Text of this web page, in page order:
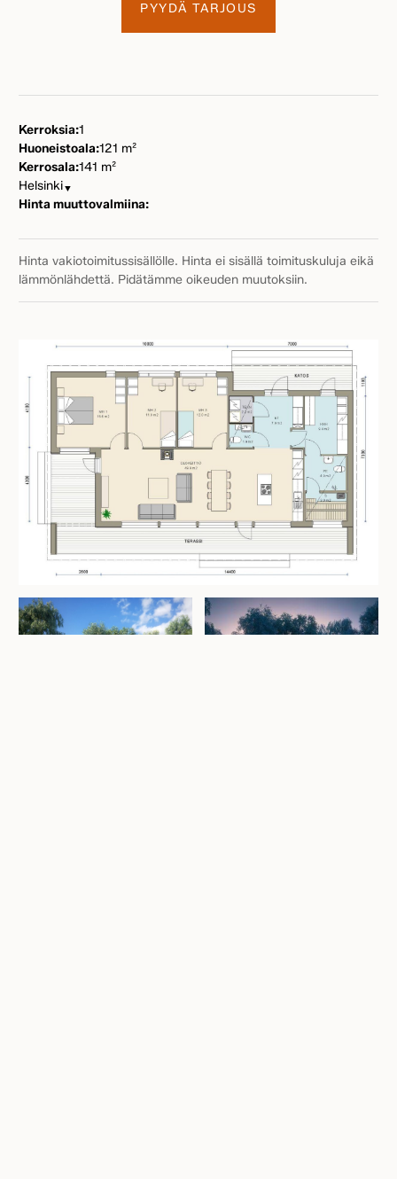
PYYDÄ TARJOUS
Kerroksia:1
Huoneistoala:121 m²
Kerrosala:141 m²
Helsinki▼
Hinta muuttovalmiina:
Hinta vakiotoimitussisällölle. Hinta ei sisällä toimituskuluja eikä
lämmönlähdettä. Pidätämme oikeuden muutoksiin.